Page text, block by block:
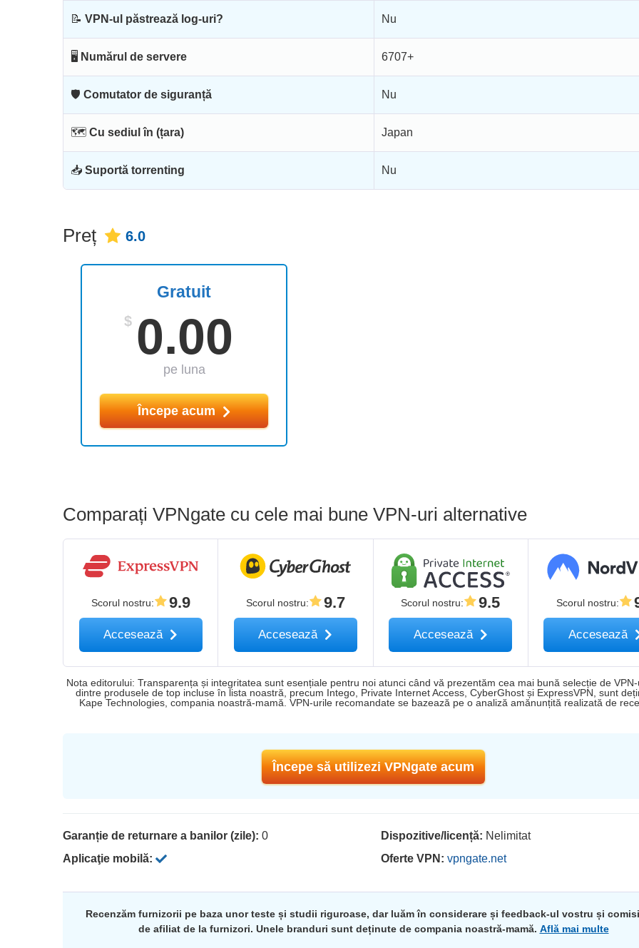
📝 VPN-ul păstrează log-uri? Nu
🖥 Numărul de servere 6707+
🛡 Comutator de siguranță Nu
🗺 Cu sediul în (țara) Japan
📥 Suportă torrenting Nu
Preț 6.0
Gratuit
$ 0.00
pe luna
Începe acum
Comparați VPNgate cu cele mai bune VPN-uri alternative
Scorul nostru: 9.9
Accesează
Scorul nostru: 9.7
Accesează
Scorul nostru: 9.5
Accesează
Scorul nostru:
Accesează
Nota editorului: Transparența și integritatea sunt esențiale pentru noi atunci când vă prezentăm cea mai bună selecție de
dintre produsele de top incluse în lista noastră, precum Intego, Private Internet Access, CyberGhost și ExpressVPN, sunt
Kape Technologies, compania noastră-mamă. VPN-urile recomandate se bazează pe o analiză amănunțită realizată de
Începe să utilizezi VPNgate acum
Garanție de returnare a banilor (zile): 0
Aplicaţie mobilă:
Dispozitive/licență: Nelimitat
Oferte VPN: vpngate.net
Recenzăm furnizorii pe baza unor teste și studii riguroase, dar luăm în considerare și feedback-ul vostru și
de afiliat de la furnizori. Unele branduri sunt deținute de compania noastră-mamă. Află mai multe